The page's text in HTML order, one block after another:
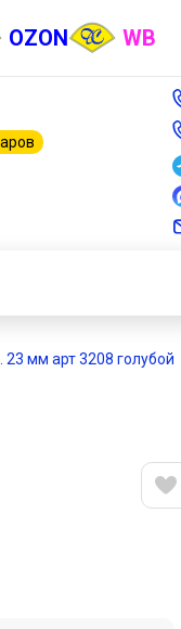
OZON WB
мм арт 3208 голубой